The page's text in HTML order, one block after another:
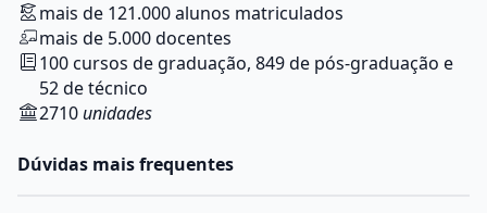
mais de 121.000 alunos matriculados
mais de 5.000 docentes
100 cursos de graduação, 849 de pós-graduação e
52 de técnico
2710unidades
Dúvidas mais frequentes